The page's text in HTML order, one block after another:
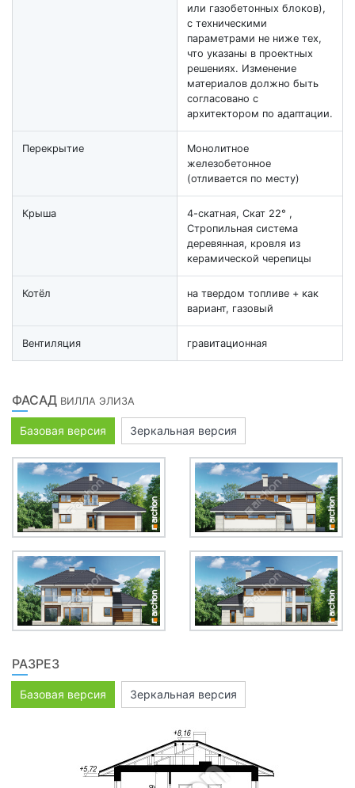
или газобетонных блоков),
с техническими
параметрами не ниже тех,
что указаны в проектных
решениях. Изменение
материалов должно быть
согласовано с
архитектором по адаптации.
Перекрытие
Монолитное
железобетонное
(отливается по месту)
Крыша
4-скатная, Скат 22° ,
Стропильная система
деревянная, кровля из
керамической черепицы
Котёл
на твердом топливе + как
вариант, газовый
Вентиляция гравитационная
ФАСАД ВИЛЛА ЭЛИЗА
Базовая версия Зеркальная версия
РАЗРЕЗ
Базовая версия Зеркальная версия